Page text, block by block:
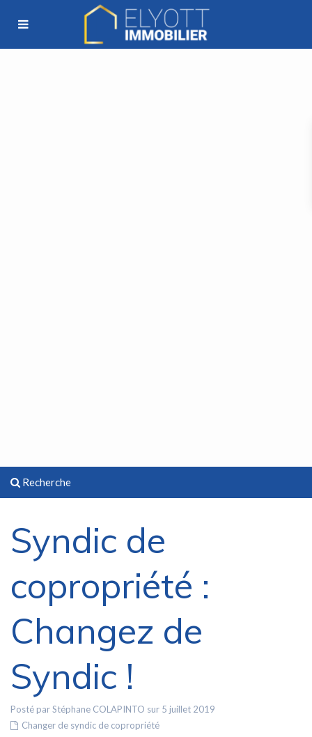
Recherche
Syndic de
copropriété :
Changez de
Syndic !
Posté par Stéphane COLAPINTO sur 5 juillet 2019
Changer de syndic de copropriété